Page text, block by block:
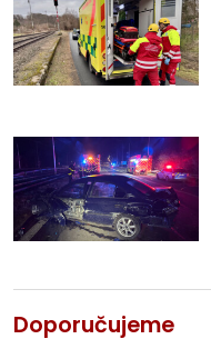
Doporučujeme